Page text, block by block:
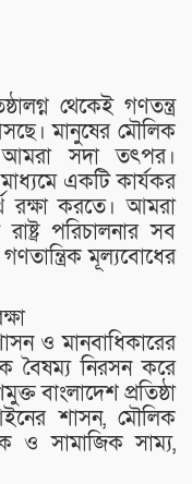
থেকেই গণতন্ত্র
মানুষের মৌলিক
আমরা সদা তৎপর।
মাধ্যমে একটি কার্যকর
রক্ষা করতে। আমরা
পরিচালনার সব
মূল্যবোধের
ও মানবাধিকারের
বৈষম্য নিরসন করে
বাংলাদেশ প্রতিষ্ঠা
শাসন, মৌলিক
ও সামাজিক সাম্য,